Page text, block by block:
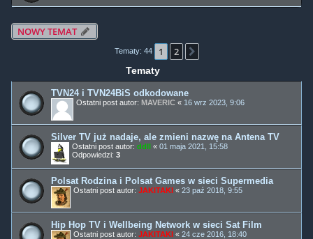
NOWY TEMAT
Tematy: 44 1 2
Tematy
TVN24 i TVN24BiS odkodowane
Ostatni post autor: MAVERIC « 16 wrz 2023, 9:06
Silver TV już nadaje, ale zmieni nazwę na Antena TV
Ostatni post autor: ddll « 01 maja 2021, 15:58
Odpowiedzi: 3
Polsat Rodzina i Polsat Games w sieci Supermedia
Ostatni post autor: JAKITAKI « 23 paź 2018, 9:55
Hip Hop TV i Wellbeing Network w sieci Sat Film
Ostatni post autor: JAKITAKI « 24 cze 2016, 18:40